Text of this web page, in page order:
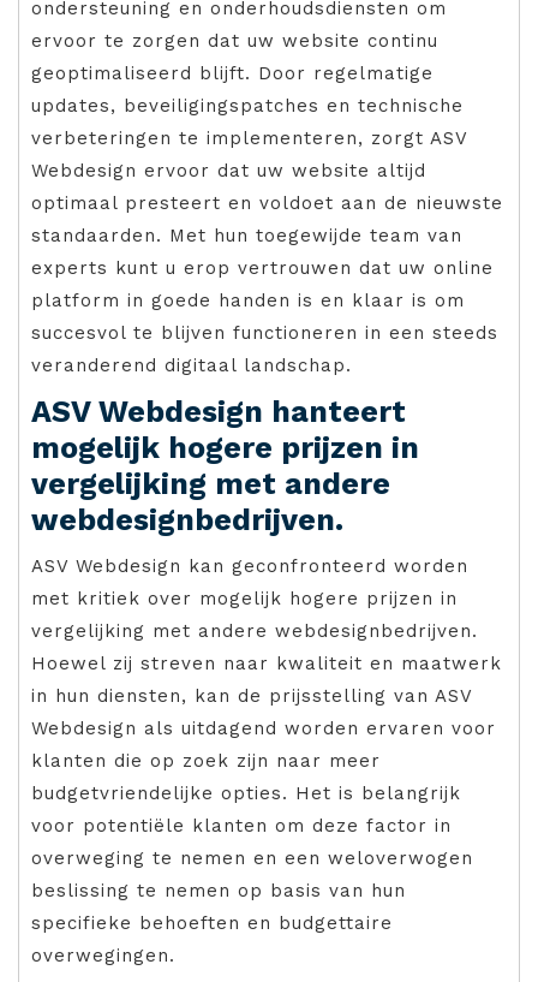
ondersteuning en onderhoudsdiensten om
ervoor te zorgen dat uw website continu
geoptimaliseerd blijft. Door regelmatige
updates, beveiligingspatches en technische
verbeteringen te implementeren, zorgt ASV
Webdesign ervoor dat uw website altijd
optimaal presteert en voldoet aan de nieuwste
standaarden. Met hun toegewijde team van
experts kunt u erop vertrouwen dat uw online
platform in goede handen is en klaar is om
succesvol te blijven functioneren in een steeds
veranderend digitaal landschap.
ASV Webdesign hanteert
mogelijk hogere prijzen in
vergelijking met andere
webdesignbedrijven.
ASV Webdesign kan geconfronteerd worden
met kritiek over mogelijk hogere prijzen in
vergelijking met andere webdesignbedrijven.
Hoewel zij streven naar kwaliteit en maatwerk
in hun diensten, kan de prijsstelling van ASV
Webdesign als uitdagend worden ervaren voor
klanten die op zoek zijn naar meer
budgetvriendelijke opties. Het is belangrijk
voor potentiële klanten om deze factor in
overweging te nemen en een weloverwogen
beslissing te nemen op basis van hun
specifieke behoeften en budgettaire
overwegingen.